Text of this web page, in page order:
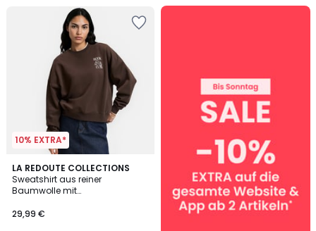
10% EXTRA*
LA REDOUTE COLLECTIONS
Sweatshirt aus reiner
Baumwolle mit
Club»-Grafik auf der Brust
29,99 €
SALE
Artikeln*